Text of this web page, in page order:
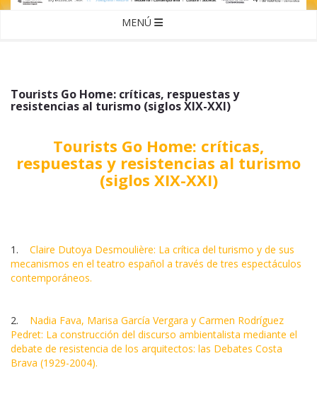
MENÚ
Tourists Go Home: críticas, respuestas y
resistencias al turismo (siglos XIX-XXI)
Tourists Go Home: críticas,
respuestas y resistencias al turismo
(siglos XIX-XXI)
1. Claire Dutoya Desmoulière: La crítica del turismo y de sus
mecanismos en el teatro español a través de tres espectáculos
contemporáneos.
2. Nadia Fava, Marisa García Vergara y Carmen Rodríguez
Pedret: La construcción del discurso ambientalista mediante el
debate de resistencia de los arquitectos: las Debates Costa
Brava (1929-2004).